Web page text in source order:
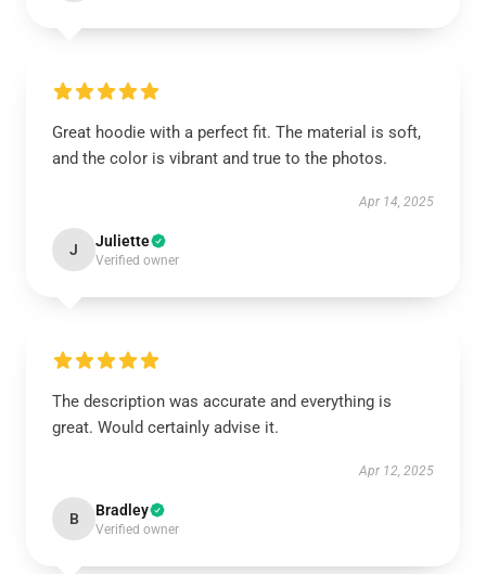
Great hoodie with a perfect fit. The material is soft,
and the color is vibrant and true to the photos.
Apr 14, 2025
J Juliette
Verified owner
The description was accurate and everything is
great. Would certainly advise it.
Apr 12, 2025
B Bradley
Verified owner